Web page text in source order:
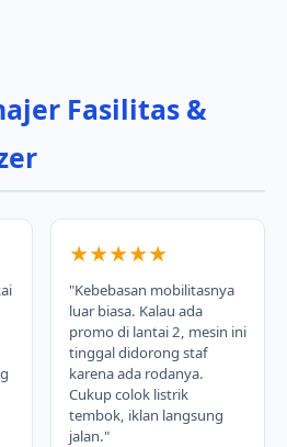
Fasilitas &
★★★★★
"Kebebasan mobilitasnya
luar biasa. Kalau ada
promo di lantai 2, mesin ini
tinggal didorong staf
karena ada rodanya.
Cukup colok listrik
tembok, iklan langsung
jalan."